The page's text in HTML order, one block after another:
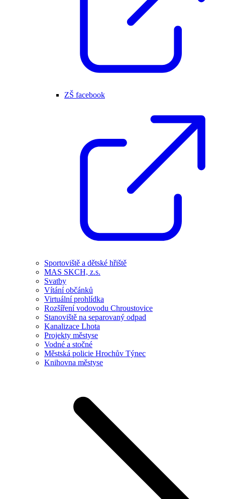
ZŠ facebook
Sportoviště a dětské hřiště
MAS SKCH, z.s.
Svatby
Vítání občánků
Virtuální prohlídka
Rozšíření vodovodu Chroustovice
Stanoviště na separovaný odpad
Kanalizace Lhota
Projekty městyse
Vodné a stočné
Městská policie Hrochův Týnec
Knihovna městyse